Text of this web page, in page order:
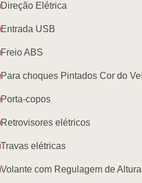
Direção Elétrica
Entrada USB
Freio ABS
Para choques Pintados Cor do
Porta-copos
Retrovisores elétricos
Travas elétricas
Volante com Regulagem de Altura